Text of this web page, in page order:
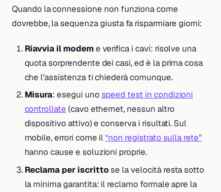
Quando la connessione non funziona come
dovrebbe, la sequenza giusta fa risparmiare giorni:
Riavvia il modeme verifica i cavi: risolve una
quota sorprendente dei casi, ed è la prima cosa
che l’assistenza ti chiederà comunque.
Misura: esegui uno speed test in condizioni
controllate (cavo ethernet, nessun altro
dispositivo attivo) e conserva i risultati. Sul
mobile, errori come il“non registrato sulla rete”
hanno cause e soluzioni proprie.
Reclama per iscrittose la velocità resta sotto
la minima garantita: il reclamo formale apre la